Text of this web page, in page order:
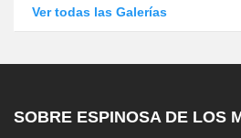
Ver todas las Galerías
SOBRE ESPINOSA DE LOS